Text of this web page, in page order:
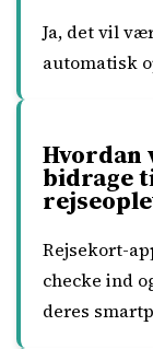
Ja, det vil
automatisk
Hvordan
bidrage
Rejsekort-
checke ind
deres